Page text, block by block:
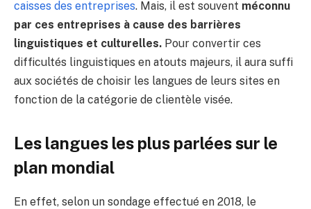
caisses des entreprises. Mais, il est souvent méconnu
par ces entreprises à cause des barrières
linguistiques et culturelles. Pour convertir ces
difficultés linguistiques en atouts majeurs, il aura suffi
aux sociétés de choisir les langues de leurs sites en
fonction de la catégorie de clientèle visée.
Les langues les plus parlées sur le
plan mondial
En effet, selon un sondage effectué en 2018, le